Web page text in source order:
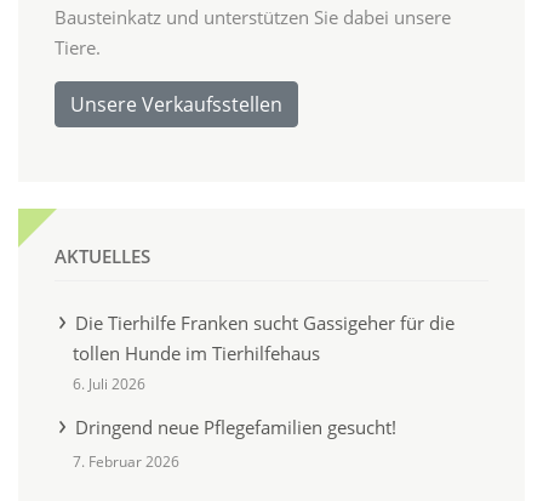
Bausteinkatz und unterstützen Sie dabei unsere
Tiere.
Unsere Verkaufsstellen
AKTUELLES
Die Tierhilfe Franken sucht Gassigeher für die
tollen Hunde im Tierhilfehaus
6. Juli 2026
Dringend neue Pflegefamilien gesucht!
7. Februar 2026